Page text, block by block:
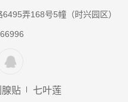
弄168号5幢（时兴园区）
腺贴 七叶莲